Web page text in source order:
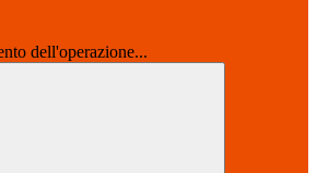
dell'operazione...